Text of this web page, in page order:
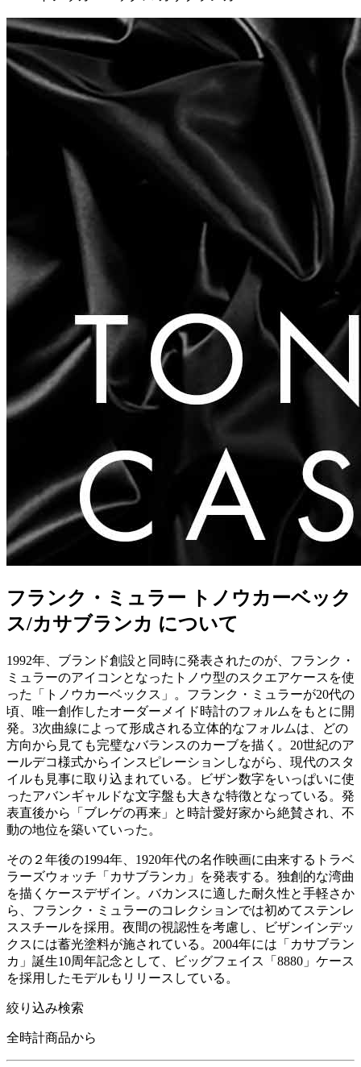
フランク・ミュラー トノウカーベック
ス/カサブランカ について
1992年、ブランド創設と同時に発表されたのが、フランク・
ミュラーのアイコンとなったトノウ型のスクエアケースを使
った「トノウカーベックス」。フランク・ミュラーが20代の
頃、唯一創作したオーダーメイド時計のフォルムをもとに開
発。3次曲線によって形成される立体的なフォルムは、どの
方向から見ても完璧なバランスのカーブを描く。20世紀のア
ールデコ様式からインスピレーションしながら、現代のスタ
イルも見事に取り込まれている。ビザン数字をいっぱいに使
ったアバンギャルドな文字盤も大きな特徴となっている。発
表直後から「ブレゲの再来」と時計愛好家から絶賛され、不
動の地位を築いていった。
その２年後の1994年、1920年代の名作映画に由来するトラベ
ラーズウォッチ「カサブランカ」を発表する。独創的な湾曲
を描くケースデザイン。バカンスに適した耐久性と手軽さか
ら、フランク・ミュラーのコレクションでは初めてステンレ
ススチールを採用。夜間の視認性を考慮し、ビザンインデッ
クスには蓄光塗料が施されている。2004年には「カサブラン
カ」誕生10周年記念として、ビッグフェイス「8880」ケース
を採用したモデルもリリースしている。
絞り込み検索
全時計商品から